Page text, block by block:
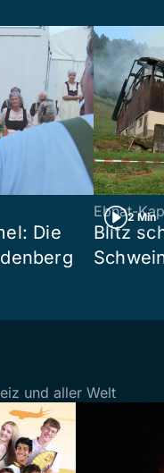
Die
2 Min
Ebnat-
Blitz
und aller Welt